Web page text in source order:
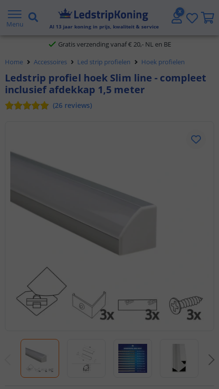
Menu Al 13 jaar koning in prijs, kwaliteit & service
5 jaar garantie
Gratis verzending vanaf € 20,- NL en BE
Klantbeoordeling 9.1
Voor 23:45 uur besteld,morgen in huis
Home Accessoires Led strip profielen Hoek profielen
Ledstrip profiel hoek Slim line - compleet
inclusief afdekkap 1,5 meter
(26 reviews)